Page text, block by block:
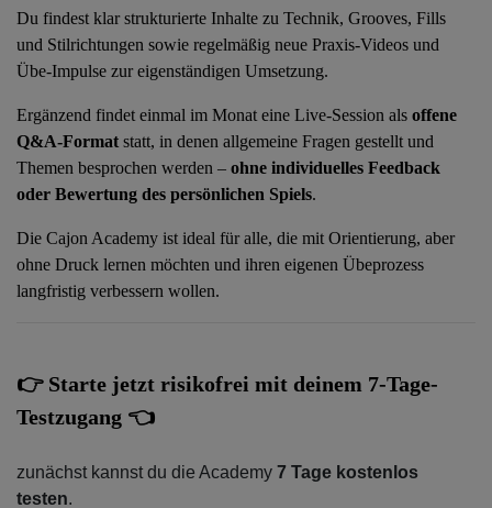
Du findest klar strukturierte Inhalte zu Technik, Grooves, Fills
und Stilrichtungen sowie regelmäßig neue Praxis-Videos und
Übe-Impulse zur eigenständigen Umsetzung.
Ergänzend findet einmal im Monat eine Live-Session als offene
Q&A-Format statt, in denen allgemeine Fragen gestellt und
Themen besprochen werden – ohne individuelles Feedback
oder Bewertung des persönlichen Spiels.
Die Cajon Academy ist ideal für alle, die mit Orientierung, aber
ohne Druck lernen möchten und ihren eigenen Übeprozess
langfristig verbessern wollen.
👉 Starte jetzt risikofrei mit deinem 7‑Tage-
Testzugang 👈
zunächst kannst du die Academy 7 Tage kostenlos
testen.